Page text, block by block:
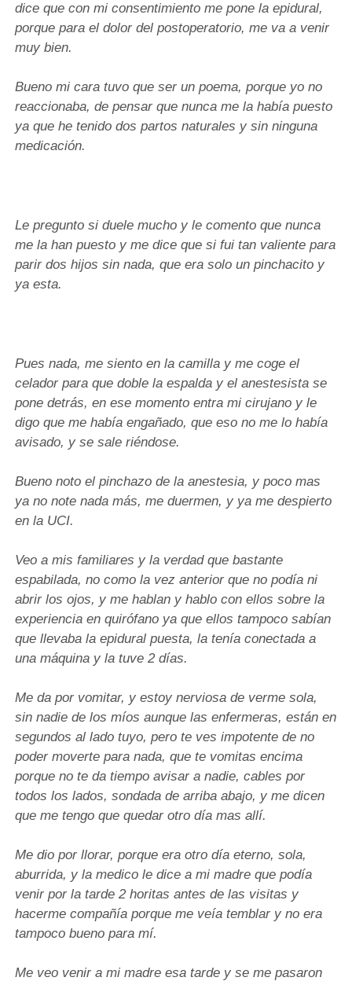
dice que con mi consentimiento me pone la epidural,
porque para el dolor del postoperatorio, me va a venir
muy bien.
Bueno mi cara tuvo que ser un poema, porque yo no
reaccionaba, de pensar que nunca me la había puesto
ya que he tenido dos partos naturales y sin ninguna
medicación.
Le pregunto si duele mucho y le comento que nunca
me la han puesto y me dice que si fui tan valiente para
parir dos hijos sin nada, que era solo un pinchacito y
ya esta.
Pues nada, me siento en la camilla y me coge el
celador para que doble la espalda y el anestesista se
pone detrás, en ese momento entra mi cirujano y le
digo que me había engañado, que eso no me lo había
avisado, y se sale riéndose.
Bueno noto el pinchazo de la anestesia, y poco mas
ya no note nada más, me duermen, y ya me despierto
en la UCI.
Veo a mis familiares y la verdad que bastante
espabilada, no como la vez anterior que no podía ni
abrir los ojos, y me hablan y hablo con ellos sobre la
experiencia en quirófano ya que ellos tampoco sabían
que llevaba la epidural puesta, la tenía conectada a
una máquina y la tuve 2 días.
Me da por vomitar, y estoy nerviosa de verme sola,
sin nadie de los míos aunque las enfermeras, están en
segundos al lado tuyo, pero te ves impotente de no
poder moverte para nada, que te vomitas encima
porque no te da tiempo avisar a nadie, cables por
todos los lados, sondada de arriba abajo, y me dicen
que me tengo que quedar otro día mas allí.
Me dio por llorar, porque era otro día eterno, sola,
aburrida, y la medico le dice a mi madre que podía
venir por la tarde 2 horitas antes de las visitas y
hacerme compañía porque me veía temblar y no era
tampoco bueno para mí.
Me veo venir a mi madre esa tarde y se me pasaron